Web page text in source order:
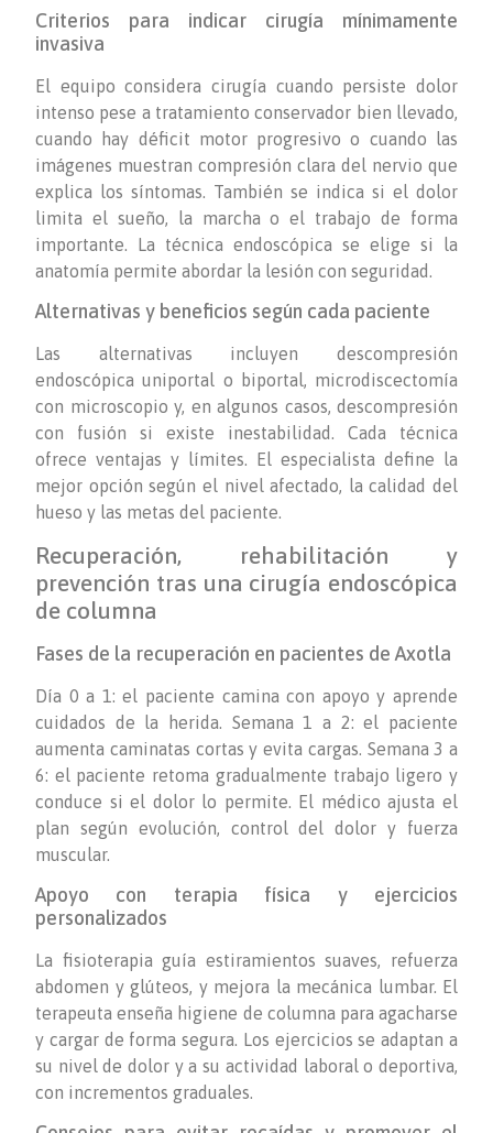
Criterios para indicar cirugía mínimamente
invasiva
El equipo considera cirugía cuando persiste dolor
intenso pese a tratamiento conservador bien llevado,
cuando hay déficit motor progresivo o cuando las
imágenes muestran compresión clara del nervio que
explica los síntomas. También se indica si el dolor
limita el sueño, la marcha o el trabajo de forma
importante. La técnica endoscópica se elige si la
anatomía permite abordar la lesión con seguridad.
Alternativas y beneficios según cada paciente
Las alternativas incluyen descompresión
endoscópica uniportal o biportal, microdiscectomía
con microscopio y, en algunos casos, descompresión
con fusión si existe inestabilidad. Cada técnica
ofrece ventajas y límites. El especialista define la
mejor opción según el nivel afectado, la calidad del
hueso y las metas del paciente.
Recuperación, rehabilitación y
prevención tras una cirugía endoscópica
de columna
Fases de la recuperación en pacientes de Axotla
Día 0 a 1: el paciente camina con apoyo y aprende
cuidados de la herida. Semana 1 a 2: el paciente
aumenta caminatas cortas y evita cargas. Semana 3 a
6: el paciente retoma gradualmente trabajo ligero y
conduce si el dolor lo permite. El médico ajusta el
plan según evolución, control del dolor y fuerza
muscular.
Apoyo con terapia física y ejercicios
personalizados
La fisioterapia guía estiramientos suaves, refuerza
abdomen y glúteos, y mejora la mecánica lumbar. El
terapeuta enseña higiene de columna para agacharse
y cargar de forma segura. Los ejercicios se adaptan a
su nivel de dolor y a su actividad laboral o deportiva,
con incrementos graduales.